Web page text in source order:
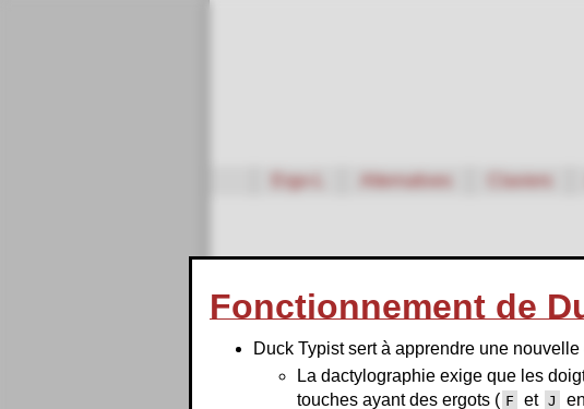
Ergo‑L Alternatives Claviers
E TSIAUVHOD C ★ P
Fonctionnement de
Duck Typist sert à apprendre une
La dactylographie exige que les
touches ayant des ergots ( F et J